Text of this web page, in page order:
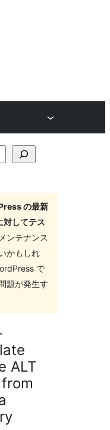
の最新
対してテス
ンテナンス
かもしれ
で
題が発生す
ALT